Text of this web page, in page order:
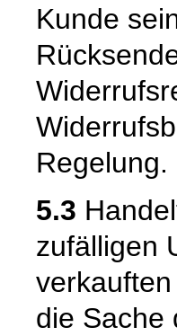
Kunde
Regelung.
5.3
zufälligen
die Sache